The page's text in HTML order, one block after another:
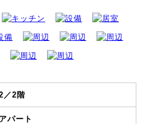
／2階
アパート